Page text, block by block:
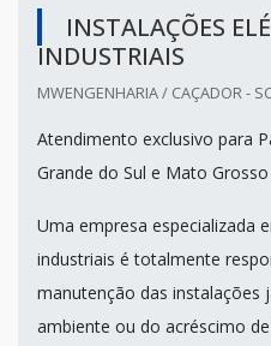
INSTALAÇÕES
INDUSTRIAIS
MWENGENHARIA / CAÇADOR -
Atendimento exclusivo para
Grande do Sul e Mato
Uma empresa especializada
industriais é totalmente
manutenção das instalações
ambiente ou do acréscimo